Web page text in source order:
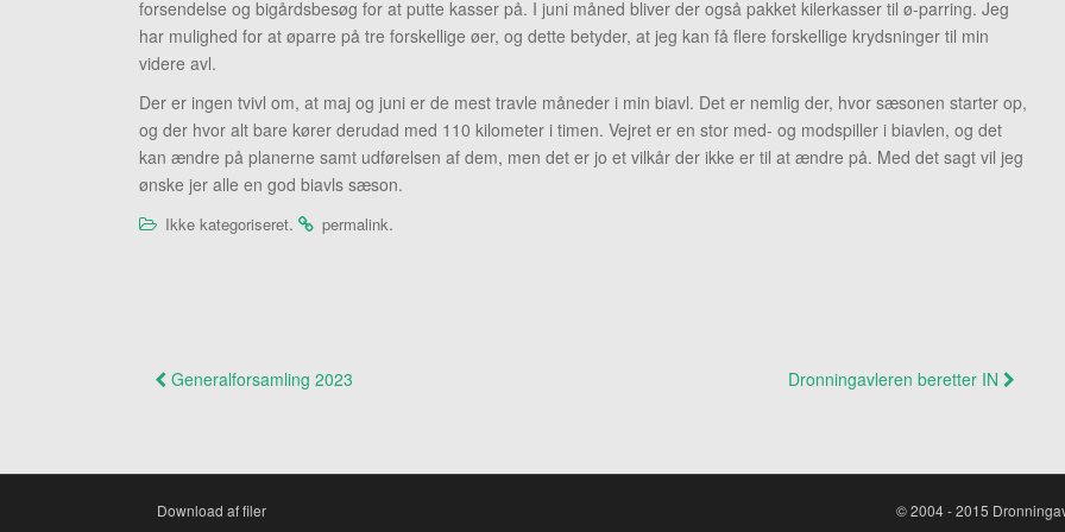
forsendelse og bigårdsbesøg for at putte kasser på. I juni måned bliver der også pakket kilerkasser til ø-parring. Jeg
har mulighed for at øparre på tre forskellige øer, og dette betyder, at jeg kan få flere forskellige krydsninger til min
videre avl.
Der er ingen tvivl om, at maj og juni er de mest travle måneder i min biavl. Det er nemlig der, hvor sæsonen starter op,
og der hvor alt bare kører derudad med 110 kilometer i timen. Vejret er en stor med- og modspiller i biavlen, og det
kan ændre på planerne samt udførelsen af dem, men det er jo et vilkår der ikke er til at ændre på. Med det sagt vil jeg
ønske jer alle en god biavls sæson.
Ikke kategoriseret. permalink.
Naviger
Generalforsamling 2023 Dronningavleren beretter IN
Download af filer © 2004 - 2015